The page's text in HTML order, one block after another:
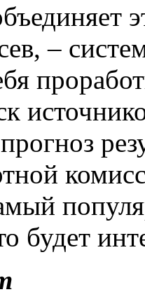
–
будет